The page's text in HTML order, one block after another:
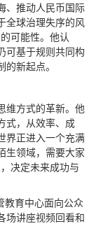
、推动人民币国际
全球治理失序的风
可能性。他认
可基于规则共同构
新起点。
维方式的革新。他
式，从效率、成
界正进入一个充满
生领域，需要大家
决定未来成功与
教育中心面向公众
场讲座视频回看和